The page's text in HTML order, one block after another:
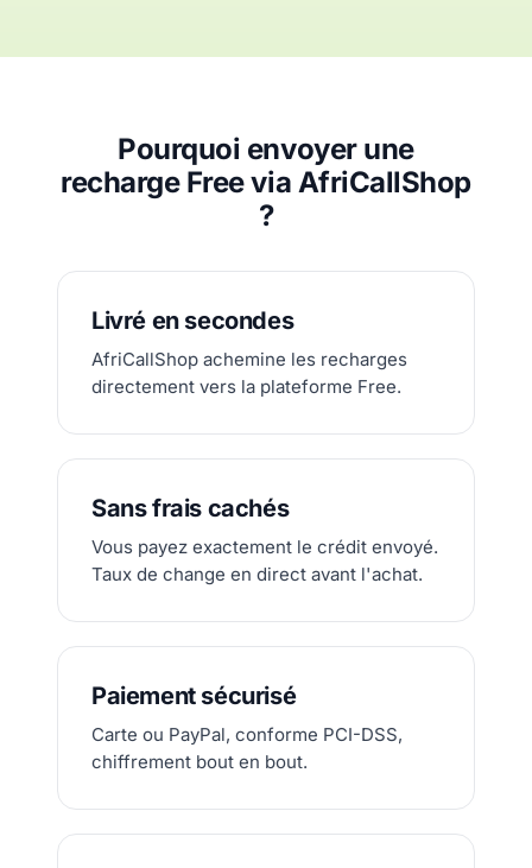
Pourquoi envoyer une
recharge Free via AfriCallShop
?
Livré en secondes
AfriCallShop achemine les recharges
directement vers la plateforme Free.
Sans frais cachés
Vous payez exactement le crédit envoyé.
Taux de change en direct avant l'achat.
Paiement sécurisé
Carte ou PayPal, conforme PCI-DSS,
chiffrement bout en bout.